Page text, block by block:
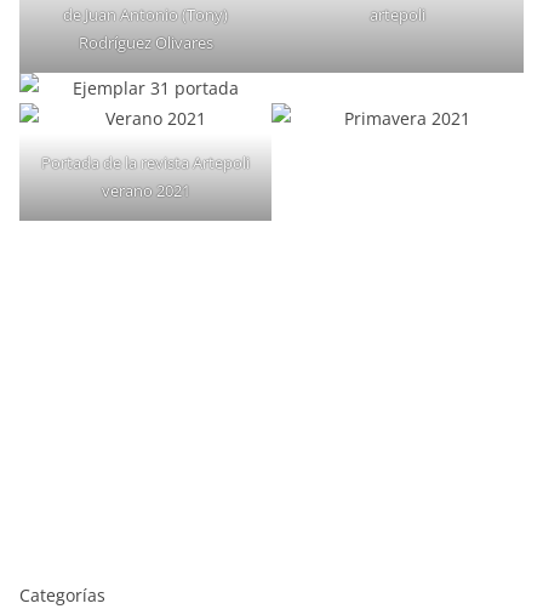
de Juan Antonio (Tony)
Rodríguez Olivares
artepoli
Portada de la revista Artepoli
verano 2021
Categorías